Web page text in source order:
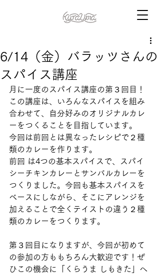
6/14（金）バラッツさんの
スパイス講座
月に一度のスパイス講座の第３回目！
この講座は、いろんなスパイスを組み
合わせて、自分好みのオリジナルカレ
ーをつくることを目指しています。
今回は前回とは異なったレシピで２種
類のカレーを作ります。
前回 は4つの基本スパイスで、スパイ
シーチキンカレーとサンバルカレーを
つくりました。今回も基本スパイスを
ベースにしながら、そこにアレンジを
加えることで全くテイストの違う２種
類のカレーをつくります。
第３回目になりますが、今回が初めて
の参加の方ももちろん大歓迎です！ぜ
ひこの機会に「くらうま しもきた」へ